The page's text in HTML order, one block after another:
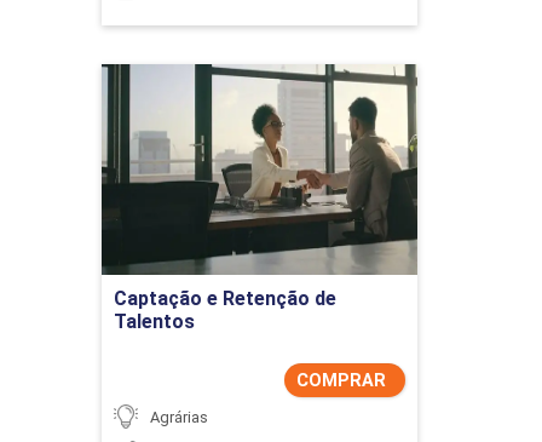
Captação e Retenção de
Talentos
COMPRAR
Agrárias
Captação e Retenção de
Talentos
Detalhes do curso
Comprar Agora